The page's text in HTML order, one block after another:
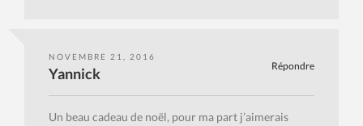
NOVEMBRE 21, 2016
Répondre
Yannick
Un beau cadeau de noël, pour ma part j’aimerais